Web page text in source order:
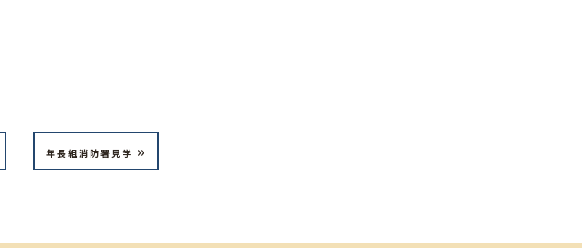
年長組消防署見学 »